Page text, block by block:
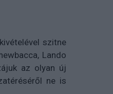
szitne
Lando
az olyan új
ne is